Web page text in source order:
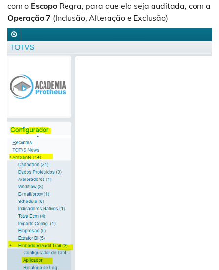
com o Escopo Regra, para que ela seja auditada, com a
Operação 7 (Inclusão, Alteração e Exclusão)